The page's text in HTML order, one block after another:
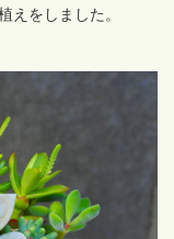
えをしました。